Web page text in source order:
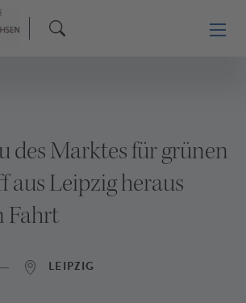
des Marktes für grünen
aus Leipzig heraus
Fahrt
LEIPZIG